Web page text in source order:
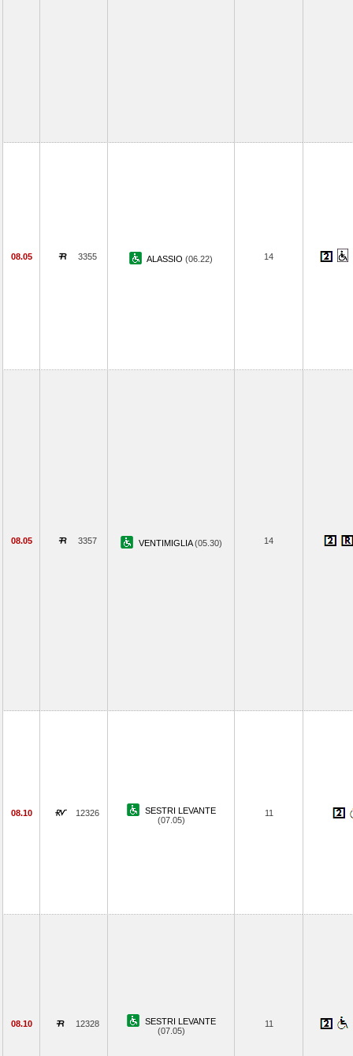
08.05 3355 ALASSIO (06.22) 14
08.05 3357 VENTIMIGLIA(05.30) 14
08.10 12326
SESTRI LEVANTE
(07.05)
11
08.10 12328
SESTRI LEVANTE
(07.05)
11